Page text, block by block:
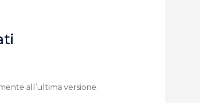
all’ultima versione.